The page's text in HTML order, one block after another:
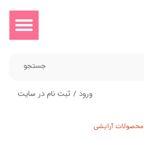
جستجو
ورود / ثبت نام در سایت
محصولات آرایشی